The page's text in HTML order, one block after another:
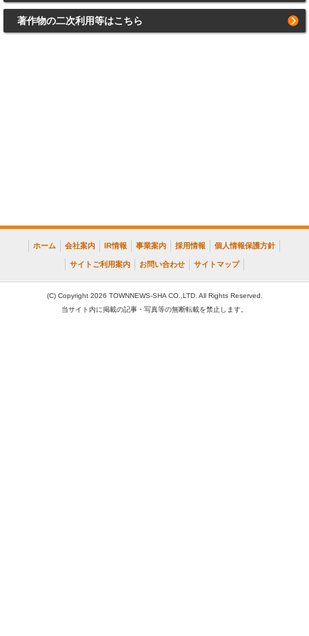
著作物の二次利用等はこちら
ホーム 会社案内 IR情報 事業案内 採用情報 個人情報保護方針
サイトご利用案内 お問い合わせ サイトマップ
(C) Copyright 2026 TOWNNEWS-SHA CO.,LTD. All Rights Reserved.
当サイト内に掲載の記事・写真等の無断転載を禁止します。